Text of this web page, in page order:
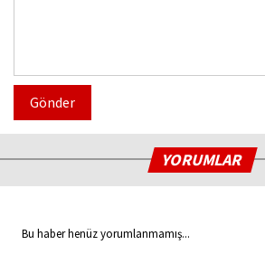
Gönder
YORUMLAR
Bu haber henüz yorumlanmamış...